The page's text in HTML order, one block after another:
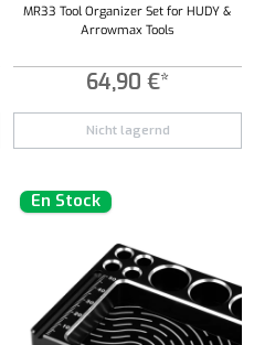
MR33 Tool Organizer Set for HUDY &
Arrowmax Tools
64,90 €*
Nicht lagernd
En Stock